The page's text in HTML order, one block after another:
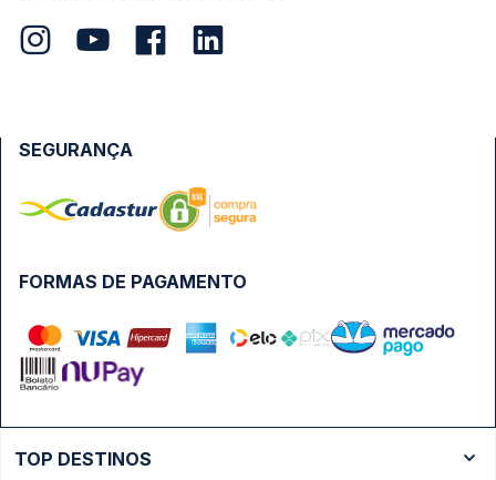
FORMAS DE PAGAMENTO
SEGURANÇA
TOP DESTINOS